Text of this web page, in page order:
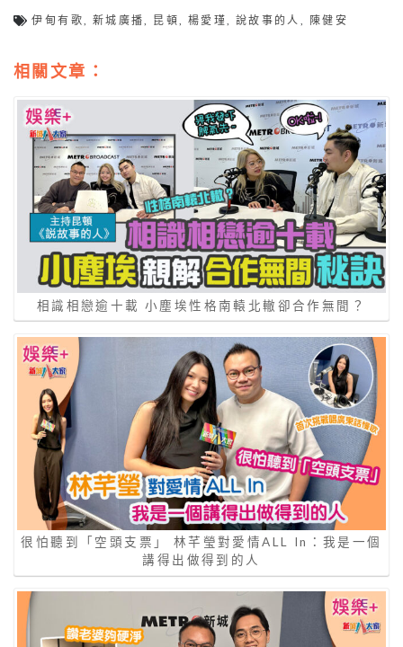
伊甸有歌, 新城廣播, 昆頓, 楊愛瑾, 說故事的人 , 陳健安
相關文章：
相識相戀逾十載 小塵埃性格南轅北轍卻合作無間？
很怕聽到「空頭支票」 林芊瑩對愛情ALL In：我是一個
講得出做得到的人